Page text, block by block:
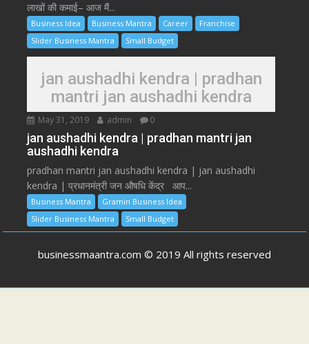
लाखों की कमाई– आज मैं...
Business Idea Business Mantra Career
Franchise
Slider Business Mantra
Small Budget
jan aushadhi kendra | pradhan
mantri jan aushadhi kendra
May 31, 2019 admin 0
jan aushadhi kendra | pradhan mantri jan
aushadhi kendra
pradhan mantri jan aushadhi kendra | jan aushadhi
kendra | प्रधानमंत्री जन औषधि केंद्र आप...
Business Mantra
Gramin Business Idea
Slider Business Mantra
Small Budget
businessmaantra.com © 2019 All rights reserved